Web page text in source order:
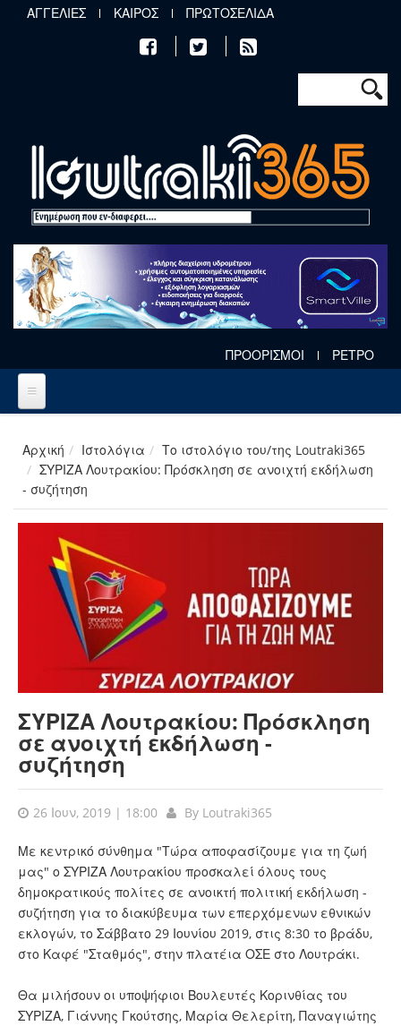
Παράκαμψη προς το κυρίως περιεχόμενο
ΑΓΓΕΛΙΕΣ ΚΑΙΡΟΣ ΠΡΩΤΟΣΕΛΙΔΑ
Φόρμα
Αναζήτηση
ΠΡΟΟΡΙΣΜΟΙ ΡΕΤΡΟ
Αρχική Ιστολόγια
Το ιστολόγιο του/της Loutraki365
ΣΥΡΙΖΑ Λουτρακίου: Πρόσκληση σε ανοιχτή εκδήλωση
- συζήτηση
ΣΥΡΙΖΑ Λουτρακίου: Πρόσκληση
σε ανοιχτή εκδήλωση -
συζήτηση
26 Ιουν, 2019 | 18:00 By Loutraki365
Με κεντρικό σύνθημα "Τώρα αποφασίζουμε για τη ζωή
μας" ο ΣΥΡΙΖΑ Λουτρακίου προσκαλεί όλους τους
δημοκρατικούς πολίτες σε ανοικτή πολιτική εκδήλωση -
συζήτηση για το διακύβευμα των επερχόμενων εθνικών
εκλογών, το Σάββατο 29 Ιουνίου 2019, στις 8:30 το βράδυ,
στο Καφέ "Σταθμός", στην πλατέια ΟΣΕ στο Λουτράκι.
Θα μιλήσουν οι υποψήφιοι Βουλευτές Κορινθίας του
ΣΥΡΙΖΑ, Γιάννης Γκούτσης, Μαρία Θελερίτη, Παναγιώτης